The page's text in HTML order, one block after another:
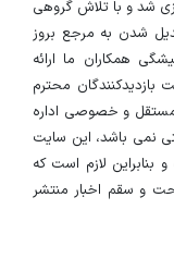
تقاضا برای
یکی از مسیرهای
قابل توجه آن
در شمار مشاغل
است؛ شرط اصلی
در تاریخ ۱۳۹۱/۱/۱۰ راه اندازی شد و با تلاش گروهی
شدن به مرجع بروز
همکاران ما ارائه
محترم
و خصوصی اداره
نمی باشد، این سایت
لازم است که
و سقم اخبار منتشر